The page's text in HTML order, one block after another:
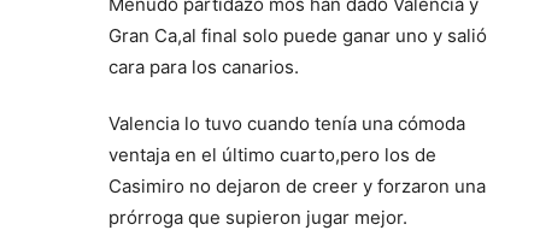
Gran Ca,al final solo puede ganar uno y salió
cara para los canarios.
Valencia lo tuvo cuando tenía una cómoda
ventaja en el último cuarto,pero los de
Casimiro no dejaron de creer y forzaron una
prórroga que supieron jugar mejor.